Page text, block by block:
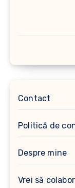
Contact
Politică de
Despre mine
Vrei să